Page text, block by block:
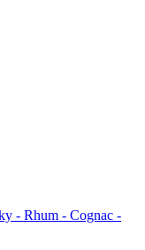
- Rhum - Cognac -